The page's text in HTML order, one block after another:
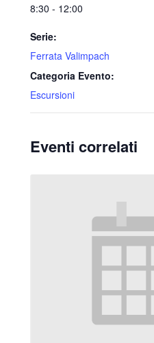
8:30 - 12:00
Serie:
Ferrata Valimpach
Categoria Evento:
Escursioni
Eventi correlati